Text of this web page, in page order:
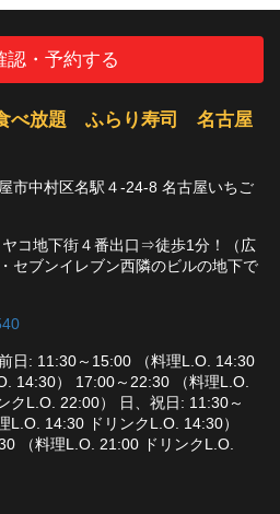
認・予約する
べ放題 ふらり寿司 名古屋
市中村区名駅４-24-8 名古屋いちご
コ地下街４番出口⇒徒歩1分！（広
セブンイレブン西隣のビルの地下で
日: 11:30～15:00 （料理L.O. 14:30
14:30） 17:00～22:30 （料理L.O.
クL.O. 22:00） 日、祝日: 11:30～
L.O. 14:30 ドリンクL.O. 14:30）
（料理L.O. 21:00 ドリンクL.O.